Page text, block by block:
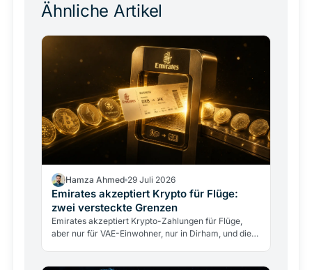
Ähnliche Artikel
Hamza Ahmed 29 Juli 2026
Emirates akzeptiert Krypto für Flüge:
zwei versteckte Grenzen
Emirates akzeptiert Krypto-Zahlungen für Flüge,
aber nur für VAE-Einwohner, nur in Dirham, und die